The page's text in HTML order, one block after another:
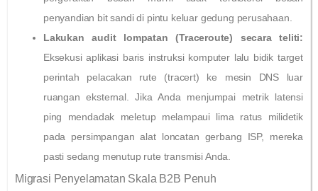
penyandian bit sandi di pintu keluar gedung perusahaan.
Lakukan audit lompatan (Traceroute) secara teliti:
Eksekusi aplikasi baris instruksi komputer lalu bidik target
perintah pelacakan rute (tracert) ke mesin DNS luar
ruangan eksternal. Jika Anda menjumpai metrik latensi
ping mendadak meletup melampaui lima ratus milidetik
pada persimpangan alat loncatan gerbang ISP, mereka
pasti sedang menutup rute transmisi Anda.
Migrasi Penyelamatan Skala B2B Penuh